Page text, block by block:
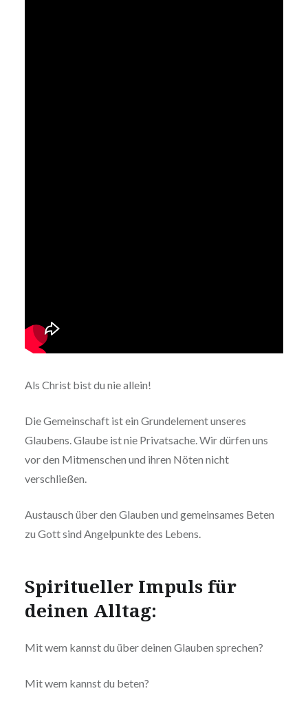
Als Christ bist du nie allein!
Die Gemeinschaft ist ein Grundelement unseres
Glaubens. Glaube ist nie Privatsache. Wir dürfen uns
vor den Mitmenschen und ihren Nöten nicht
verschließen.
Austausch über den Glauben und gemeinsames Beten
zu Gott sind Angelpunkte des Lebens.
Spiritueller Impuls für
deinen Alltag:
Mit wem kannst du über deinen Glauben sprechen?
Mit wem kannst du beten?